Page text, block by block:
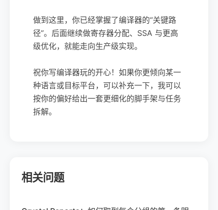
做到这里，你已经掌握了编译器的“关键路
径”。后面继续做寄存器分配、SSA 与更高
级优化，就能走向生产级实现。
祝你写编译器玩的开心！如果你更倾向某一
种语言或目标平台，可以补充一下，我可以
按你的偏好给出一套更细化的脚手架与任务
拆解。
相关问题